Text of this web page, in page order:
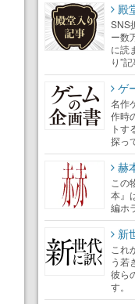
殿
SNS
ー数
に読
り”
ゲ
名作
作時
トす
探っ
赫
この
本』
編ホ
新
これ
う若
彼ら
す。